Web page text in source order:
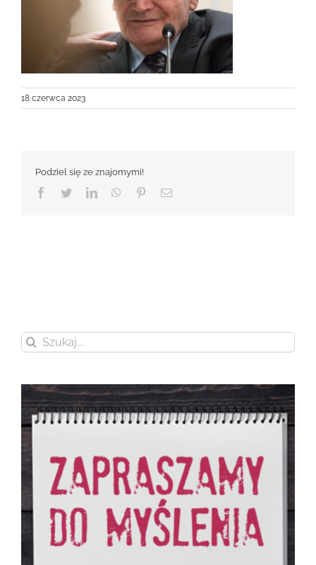
18 czerwca 2023
Podziel się ze znajomymi!
Facebook
TwitterLinkedInWhatsApp
PinterestEmail
Szukaj